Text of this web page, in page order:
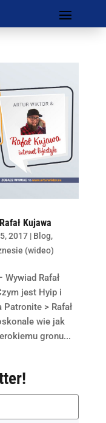
Kujawa
2017| Blog,
(wideo)
Rafał
jest Hyip i
Patronite > Rafał
wie jak
gronu...